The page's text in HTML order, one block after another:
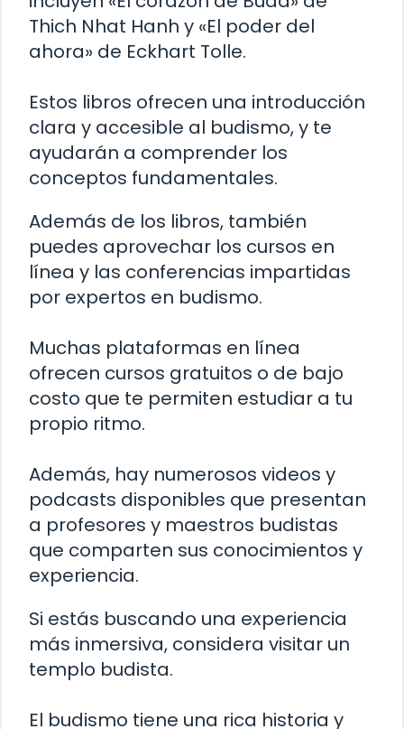
Thich Nhat Hanh y «El poder del
ahora» de Eckhart Tolle.
Estos libros ofrecen una introducción
clara y accesible al budismo, y te
ayudarán a comprender los
conceptos fundamentales.
Además de los libros, también
puedes aprovechar los cursos en
línea y las conferencias impartidas
por expertos en budismo.
Muchas plataformas en línea
ofrecen cursos gratuitos o de bajo
costo que te permiten estudiar a tu
propio ritmo.
Además, hay numerosos videos y
podcasts disponibles que presentan
a profesores y maestros budistas
que comparten sus conocimientos y
experiencia.
Si estás buscando una experiencia
más inmersiva, considera visitar un
templo budista.
El budismo tiene una rica historia y